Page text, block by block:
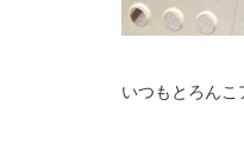
いつもとろんこ